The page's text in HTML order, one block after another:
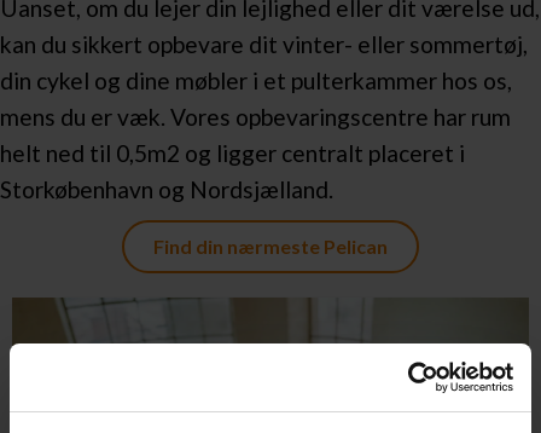
Uanset, om du lejer din lejlighed eller dit værelse ud,
kan du sikkert opbevare dit vinter- eller sommertøj,
din cykel og dine møbler i et pulterkammer hos os,
mens du er væk. Vores opbevaringscentre har rum
helt ned til 0,5m2 og ligger centralt placeret i
Storkøbenhavn og Nordsjælland.
Find din nærmeste Pelican